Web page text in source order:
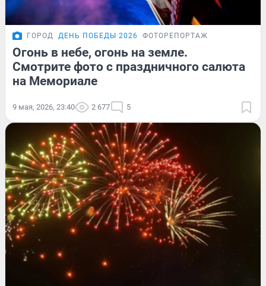
ГОРОД ДЕНЬ ПОБЕДЫ 2026 ФОТОРЕПОРТАЖ
Огонь в небе, огонь на земле.
Смотрите фото с праздничного салюта
на Мемориале
9 мая, 2026, 23:40 2 677 5